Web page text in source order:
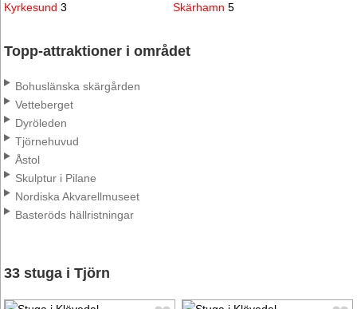
Kyrkesund 3
Skärhamn 5
Topp-attraktioner i området
Bohuslänska skärgården
Vetteberget
Dyröleden
Tjörnehuvud
Åstol
Skulptur i Pilane
Nordiska Akvarellmuseet
Basteröds hällristningar
33 stuga i Tjörn